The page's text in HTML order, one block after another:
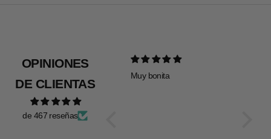
OPINIONES
DE CLIENTAS
de 467 reseñas
Muy bonita